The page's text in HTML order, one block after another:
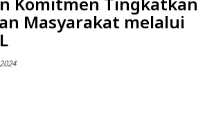
Masyarakat melalui